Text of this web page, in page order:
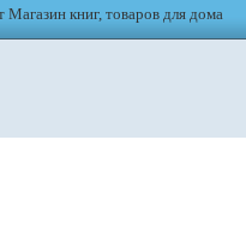
книг, товаров для дома